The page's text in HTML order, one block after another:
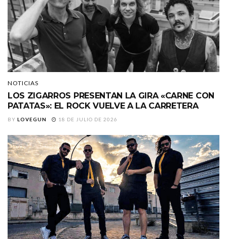
NOTICIAS
LOS ZIGARROS PRESENTAN LA GIRA «CARNE CON
PATATAS»: EL ROCK VUELVE A LA CARRETERA
BY LOVEGUN 18 DE JULIO DE 2026